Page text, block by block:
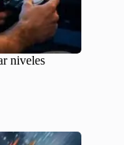
niveles